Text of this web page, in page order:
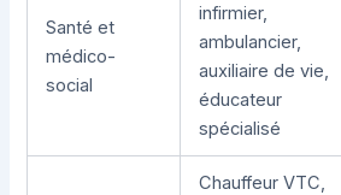
Santé et
médico-
social
infirmier,
ambulancier,
auxiliaire de vie,
éducateur
spécialisé
Chauffeur VTC,